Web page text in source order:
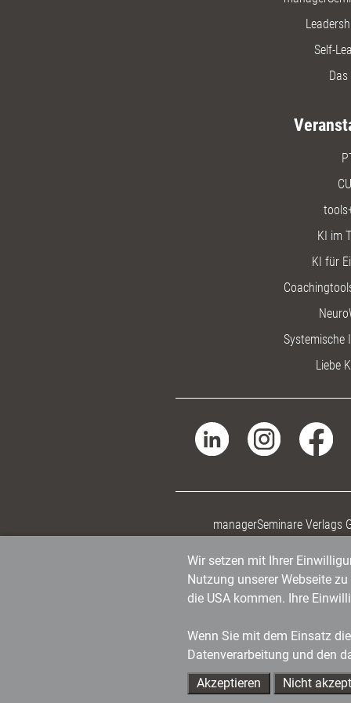
Self-
KI im
KI für
Systemische
Liebe
managerSeminare Verlags
Wir setzen mit Ihrer
Nutzung unserer Webseite
die USA kommen. Ihre
Wenn Sie mit dem Einsatz
Datenverarbeitung und den
Akzeptieren
Nicht